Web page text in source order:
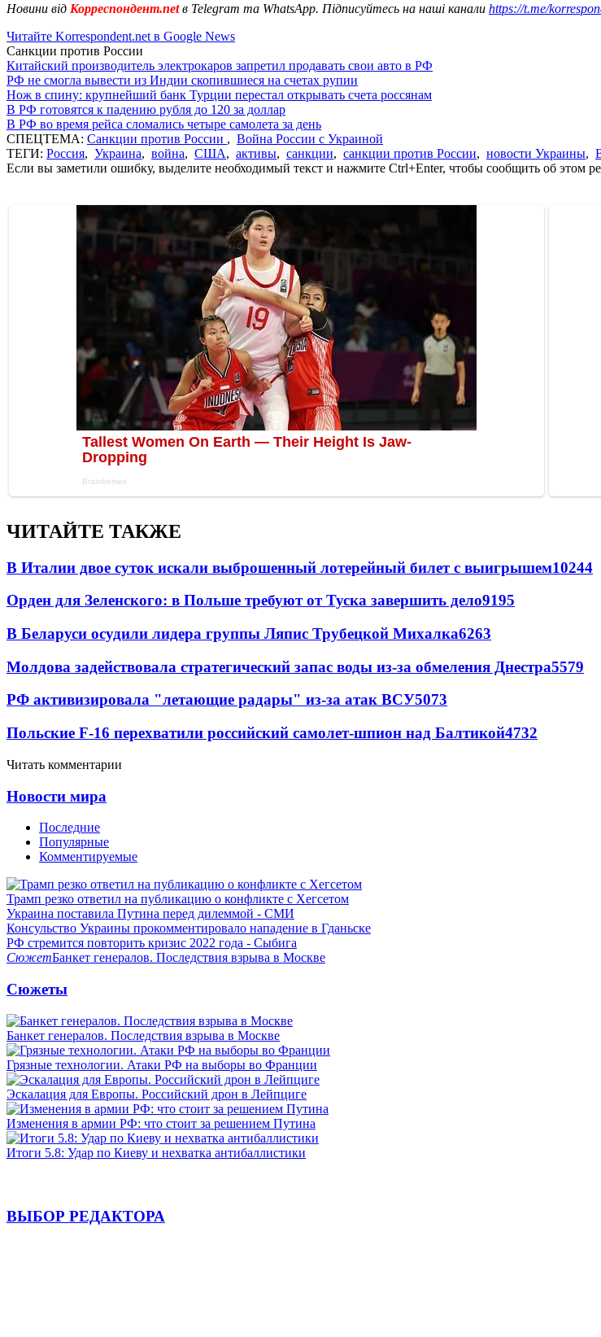
Новини від Корреспондент.netв Telegram та WhatsApp. Підписуйтесь на наші канали https://t.me/
Читайте Korrespondent.net в Google News
Санкции против России
Китайский производитель электрокаров запретил продавать свои авто в РФ
РФ не смогла вывести из Индии скопившиеся на счетах рупии
Нож в спину: крупнейший банк Турции перестал открывать счета россянам
В РФ готовятся к падению рубля до 120 за доллар
В РФ во время рейса сломались четыре самолета за день
СПЕЦТЕМА: Санкции против России , Война России с Украиной
ТЕГИ: Россия, Украина, война, США, активы, санкции, санкции против России, новости Украины,
Если вы заметили ошибку, выделите необходимый текст и нажмите Ctrl+Enter, чтобы сообщить об этом
ЧИТАЙТЕ ТАКЖЕ
В Италии двое суток искали выброшенный лотерейный билет с выигрышем10244
Орден для Зеленского: в Польше требуют от Туска завершить дело9195
В Беларуси осудили лидера группы Ляпис Трубецкой Михалка6263
Молдова задействовала стратегический запас воды из-за обмеления Днестра5579
РФ активизировала "летающие радары" из-за атак ВСУ5073
Польские F-16 перехватили российский самолет-шпион над Балтикой4732
Читать комментарии
Новости мира
Последние
Популярные
Комментируемые
Трамп резко ответил на публикацию о конфликте с Хегсетом
Украина поставила Путина перед дилеммой - СМИ
Консульство Украины прокомментировало нападение в Гданьске
РФ стремится повторить кризис 2022 года - Сыбига
СюжетБанкет генералов. Последствия взрыва в Москве
Сюжеты
Банкет генералов. Последствия взрыва в Москве
Грязные технологии. Атаки РФ на выборы во Франции
Эскалация для Европы. Российский дрон в Лейпциге
Изменения в армии РФ: что стоит за решением Путина
Итоги 5.8: Удар по Киеву и нехватка антибаллистики
ВЫБОР РЕДАКТОРА